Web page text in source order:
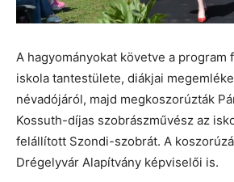
A hagyományokat követve a program
iskola tantestülete, diákjai
névadójáról, majd megkoszorúzták
Kossuth-díjas szobrászművész az
felállított Szondi-szobrát. A
Drégelyvár Alapítvány képviselői is.